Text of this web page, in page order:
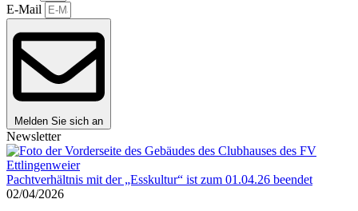
E-Mail
Melden Sie sich an
Newsletter
Pachtverhältnis mit der „Esskultur“ ist zum 01.04.26 beendet
02/04/2026